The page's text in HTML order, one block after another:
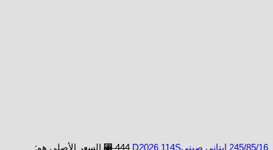
245/85/16 ابتاني صينيD2026 114S ⃁444
السعر الأصلي هو: